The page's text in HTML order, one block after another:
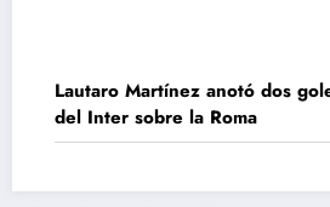
Lautaro Martínez anotó dos
del Inter sobre la Roma